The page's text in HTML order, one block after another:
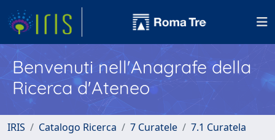
Benvenuti nell'Anagrafe della
Ricerca d'Ateneo
IRIS Catalogo Ricerca 7 Curatele 7.1 Curatela